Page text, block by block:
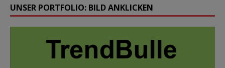
UNSER PORTFOLIO: BILD ANKLICKEN